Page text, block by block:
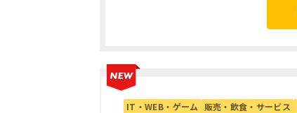
IT・WEB・ゲーム 販売・飲食・サービス